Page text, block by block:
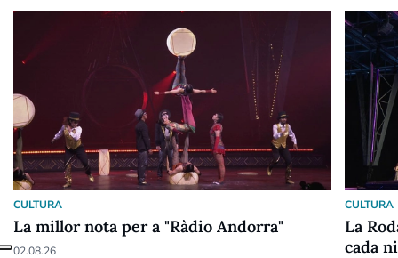
CULTURA
La millor nota per a "Ràdio Andorra"
02.08.26
CULTURA
La
cada